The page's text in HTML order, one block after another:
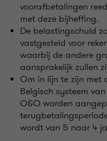
voorafbetalingen
met deze bijheffing.
De belastingschuld
vastgesteld voor
waarbij de andere
aansprakelijk zullen
Om in lijn te zijn met
Belgisch systeem
O&O worden
wordt van 5 naar 4